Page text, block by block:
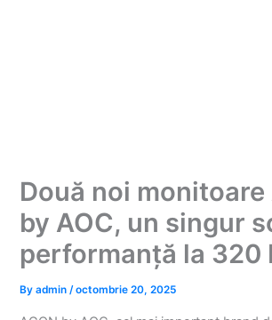
Două noi monitoare
by AOC, un singur
performanță la 320
Byadmin/octombrie 20, 2025